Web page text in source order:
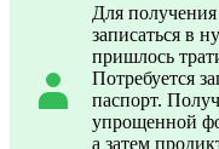
Для
записаться в
пришлось
Потребуется
паспорт.
упрощенной
а затем